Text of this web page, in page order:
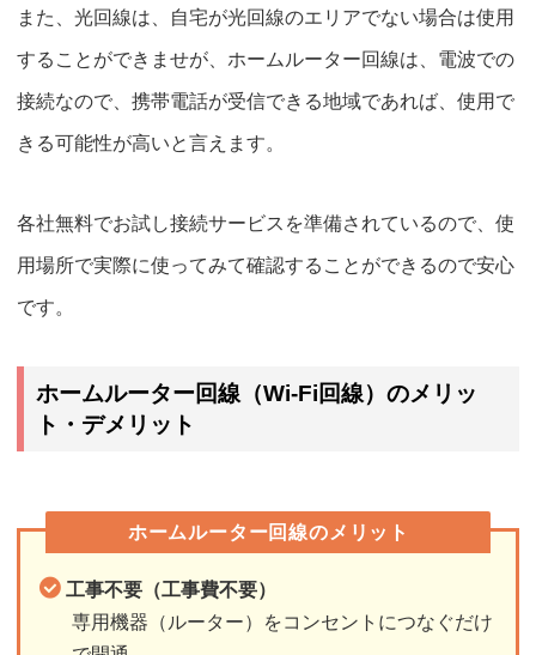
また、光回線は、自宅が光回線のエリアでない場合は使用
することができませが、ホームルーター回線は、電波での
接続なので、 携帯電話が受信できる地域であれば、使用で
きる可能性が高いと言えます。
各社無料でお試し接続サービスを準備されているので、使
用場所で実際に使ってみて確認することができるので安心
です。
ホームルーター回線（Wi-Fi回線）のメリッ
ト・デメリット
ホームルーター回線のメリット
工事不要（工事費不要）
専用機器（ルーター）をコンセントにつなぐだけ